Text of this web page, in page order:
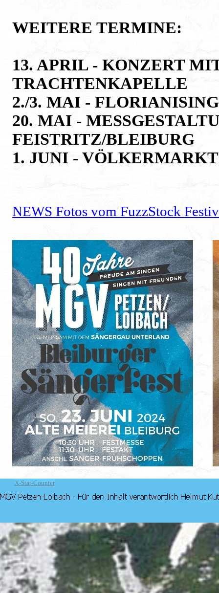
WEITERE TERMINE:
13. APRIL - KONZERT
TRACHTENKAPELLE
2./3. MAI -
20. MAI -
FEISTRITZ/BLEIBURG
1. JUNI -
NEWS Fotos vom FuzzStock
X-Stat-Counter
Zurück zum Seiteninhalt